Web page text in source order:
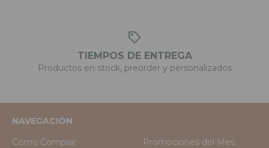
TIEMPOS DE ENTREGA
Productos en stock, preorder y personalizados
NAVEGACIÓN
Cómo Comprar
Promociones del Mes